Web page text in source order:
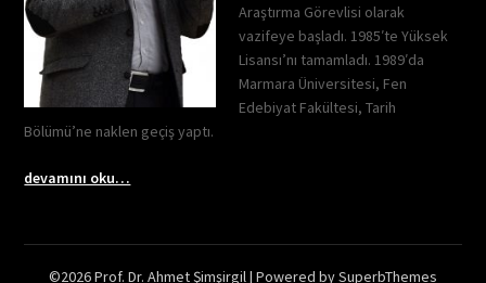
Araştırma Görevlisi olarak
vazifeye başladı. 1985′te Yüksek
Lisansı’nı tamamladı. 1989′da
Marmara Üniversitesi, Fen
Edebiyat Fakültesi, Tarih
Bölümü’ne naklen geçiş yaptı.
devamını oku…
©2026 Prof. Dr. Ahmet Şimşirgil| Powered bySuperbThemes